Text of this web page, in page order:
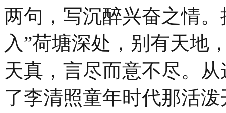
两句，写沉醉兴奋之情
入”荷塘深处，别有天地
天真，言尽而意不尽。
了李清照童年时代那活